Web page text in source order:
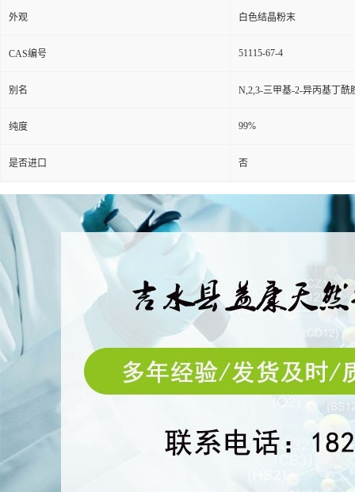
外观 白色结晶粉末
CAS编号 51115-67-4
别名 N,2,3-三甲基-2-异丙基丁酰
纯度 99%
是否进口 否